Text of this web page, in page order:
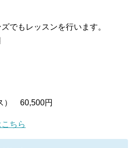
でもレッスンを行います。
） 60,500円
ちら